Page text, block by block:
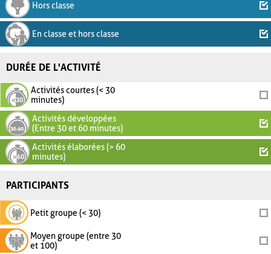
Hors classe
En classe et hors classe
DURÉE DE L'ACTIVITÉ
Activités courtes (< 30
minutes)
Activités développées
(Entre 30 et 60 minutes)
Activités élaborées (> 60
minutes)
PARTICIPANTS
Petit groupe (< 30)
Moyen groupe (entre 30
et 100)